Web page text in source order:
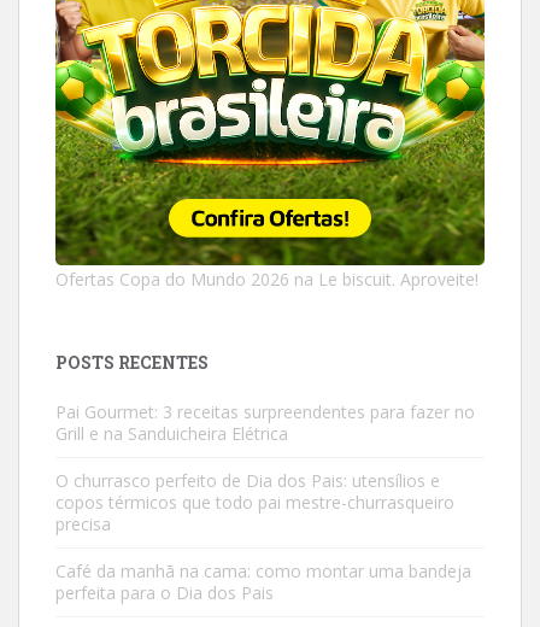
Ofertas Copa do Mundo 2026 na Le biscuit. Aproveite!
POSTS RECENTES
Pai Gourmet: 3 receitas surpreendentes para fazer no
Grill e na Sanduicheira Elétrica
O churrasco perfeito de Dia dos Pais: utensílios e
copos térmicos que todo pai mestre-churrasqueiro
precisa
Café da manhã na cama: como montar uma bandeja
perfeita para o Dia dos Pais